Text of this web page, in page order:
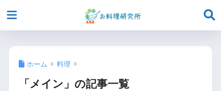
ホーム 料理
「メイン」の記事一覧